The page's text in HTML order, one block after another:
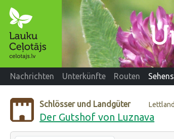
Nachrichten Unterkünfte Routen
Schlösser und Landgüter
Der Gutshof von Luznava